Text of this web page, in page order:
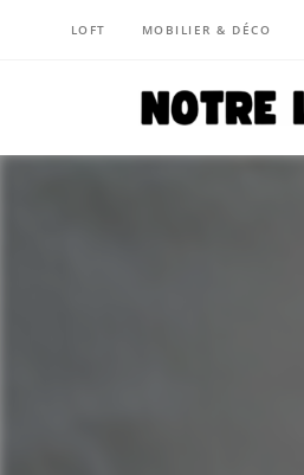
LOFT MOBILIER & DÉCO